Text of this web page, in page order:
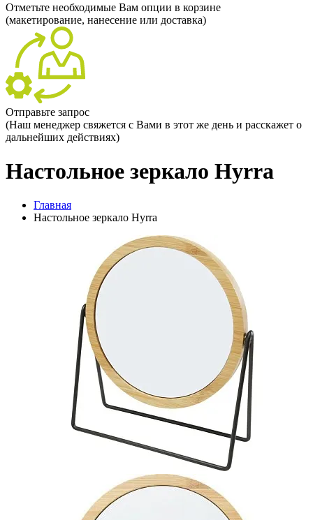
Отметьте необходимые Вам опции в корзине
(макетирование, нанесение или доставка)
Отправьте запрос
(Наш менеджер свяжется с Вами в этот же день и расскажет о
дальнейших действиях)
Настольное зеркало Hyrra
Главная
Настольное зеркало Hyrra